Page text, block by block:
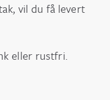
vil du få levert
eller rustfri.